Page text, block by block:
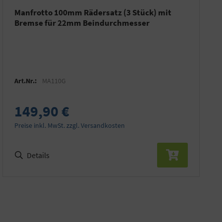
Manfrotto 100mm Rädersatz (3 Stück) mit
Bremse für 22mm Beindurchmesser
Art.Nr.: MA110G
149,90 €
Preise inkl. MwSt. zzgl. Versandkosten
Details